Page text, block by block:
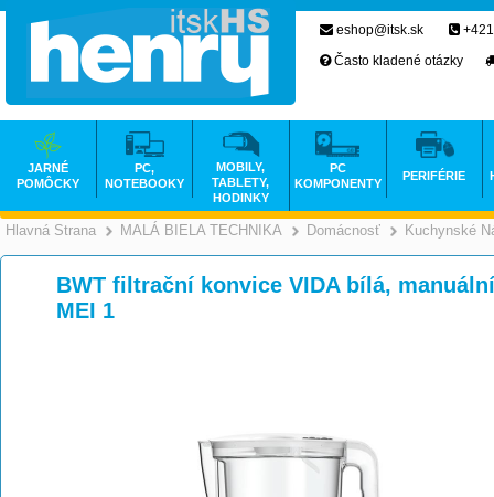
Hlavná Strana >
MALÁ BIELA TECHNIKA >
Domácnosť Kuchynské
BWT filtrační konvice VIDA bílá,
MEI 1
eshop@itsk.sk
Často kladené otázky
JARNÉ
POMÔCKY
PC,
NOTEBOOKY
MOBILY,
TABLETY,
HODINKY
PC
KOMPONENTY
PERIFÉRIE